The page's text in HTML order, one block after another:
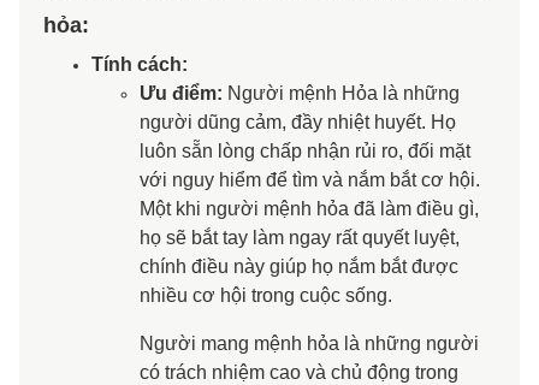
hỏa:
Tính cách:
​Ưu điểm: Người mệnh Hỏa là những
người dũng cảm, đầy nhiệt huyết. Họ
luôn sẵn lòng chấp nhận rủi ro, đối mặt
với nguy hiểm để tìm và nắm bắt cơ hội.
Một khi người mệnh hỏa đã làm điều gì,
họ sẽ bắt tay làm ngay rất quyết luyệt,
chính điều này giúp họ nắm bắt được
nhiều cơ hội trong cuộc sống.
Người mang mệnh hỏa là những người
có trách nhiệm cao và chủ động trong